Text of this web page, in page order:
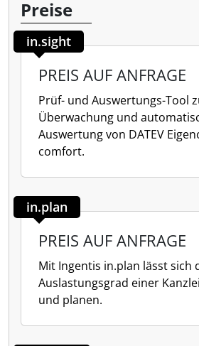
Preise
in.sight
PREIS AUF ANFRAGE
Prüf- und Auswertungs-Tool
Überwachung und
Auswertung von DATEV
comfort.
in.plan
PREIS AUF ANFRAGE
Mit Ingentis in.plan lässt sich
Auslastungsgrad einer
und planen.